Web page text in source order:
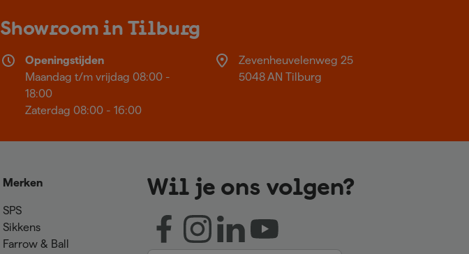
Showroom in Tilburg
Openingstijden
Maandag t/m vrijdag 08:00 -
18:00
Zaterdag 08:00 - 16:00
Zevenheuvelenweg 25
5048 AN Tilburg
Merken
SPS
Sikkens
Farrow & Ball
Wil je ons volgen?